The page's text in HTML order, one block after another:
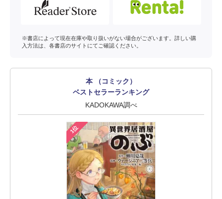
※書店によって現在在庫や取り扱いがない場合がございます。詳しい購
入方法は、各書店のサイトにてご確認ください。
本 （コミック）
ベストセラーランキング
KADOKAWA調べ
1位